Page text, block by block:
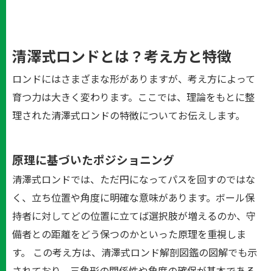
清澤式ロンドとは？考え方と特徴
ロンドにはさまざまな形がありますが、考え方によって
育つ力は大きく変わります。ここでは、理論をもとに整
理された清澤式ロンドの特徴についてお伝えします。
原理に基づいたポジショニング
清澤式ロンドでは、ただ円になってパスを回すのではな
く、立ち位置や角度に明確な意味があります。ボール保
持者に対してどの位置に立てば選択肢が増えるのか、守
備者との距離をどう保つのかといった原理を重視しま
す。 この考え方は、清澤式ロンド解剖図鑑の図解でも示